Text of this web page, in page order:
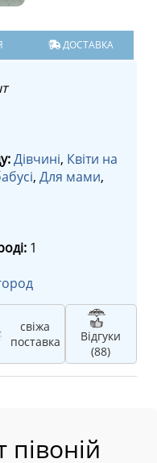
ДОСТАВКА
Дівчині, Квіти на
, Для мами,
1
свіжа
поставка
Відгуки
(88)
півоній